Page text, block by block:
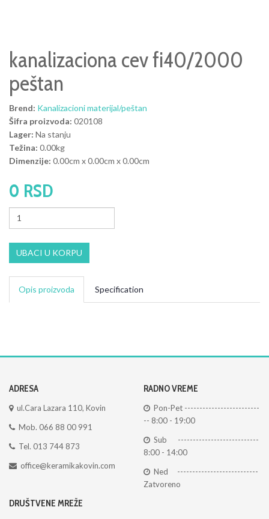
kanalizaciona cev fi40/2000
peštan
Brend: Kanalizacioni materijal/peštan
Šifra proizvoda: 020108
Lager: Na stanju
Težina: 0.00kg
Dimenzije: 0.00cm x 0.00cm x 0.00cm
0 RSD
UBACI U KORPU
Opis proizvoda Specification
ADRESA
ul.Cara Lazara 110, Kovin
Mob. 066 88 00 991
Tel. 013 744 873
office@keramikakovin.com
RADNO VREME
Pon-Pet -------------------------
-- 8:00 - 19:00
Sub ---------------------------
8:00 - 14:00
Ned ---------------------------
Zatvoreno
DRUŠTVENE MREŽE